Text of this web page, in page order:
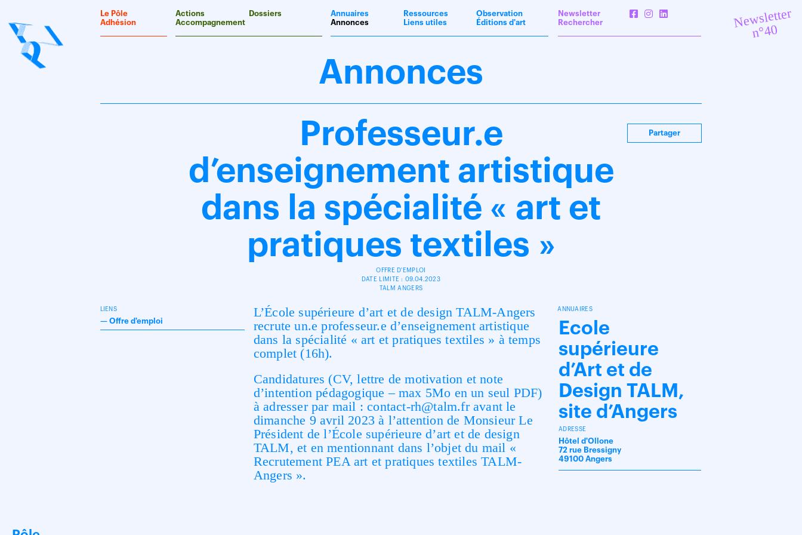
Newsletter
n°40
Le Pôle
Adhésion
Actions
Accompagnement
Dossiers
Annuaires
Annonces
Ressources
Liens utiles
Observation
Éditions d'art
Newsletter
Rechercher
Annonces
Partager
Professeur.e
d’enseignement artistique
dans la spécialité « art et
pratiques textiles »
OFFRE D'EMPLOI
DATE LIMITE : 09.04.2023
TALM ANGERS
L’École supérieure d’art et de design TALM-Angers
recrute un.e professeur.e d’enseignement artistique
dans la spécialité « art et pratiques textiles » à temps
complet (16h).
Candidatures (CV, lettre de motivation et note
d’intention pédagogique – max 5Mo en un seul PDF)
à adresser par mail : contact-rh@talm.fr avant le
dimanche 9 avril 2023 à l’attention de Monsieur Le
Président de l’École supérieure d’art et de design
TALM, et en mentionnant dans l’objet du mail «
Recrutement PEA art et pratiques textiles TALM-
Angers ».
LIENS
— Offre d'emploi
ANNUAIRES
Ecole
supérieure
d’Art et de
Design TALM,
site d’Angers
ADRESSE
Hôtel d'Ollone
72 rue Bressigny
49100 Angers